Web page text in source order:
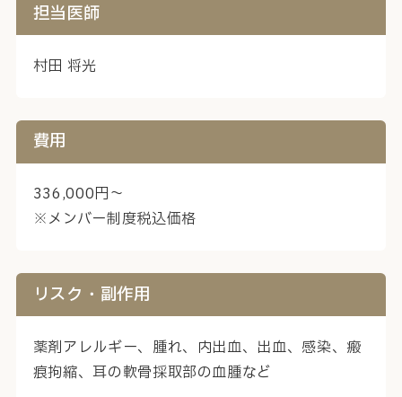
担当医師
村田 将光
費用
336,000円～
※メンバー制度税込価格
リスク・副作用
薬剤アレルギー、腫れ、内出血、出血、感染、瘢
痕拘縮、耳の軟骨採取部の血腫など